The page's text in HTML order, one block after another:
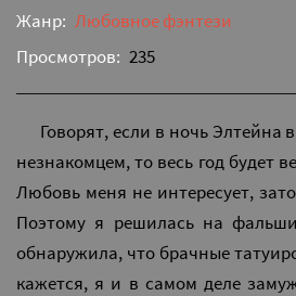
Жанр: Любовное фэнтези
Просмотров: 235
Говорят, если в ночь Элтейна
незнакомцем, то весь год будет
Любовь меня не интересует,
Поэтому я решилась на
обнаружила, что брачные
кажется, я и в самом деле